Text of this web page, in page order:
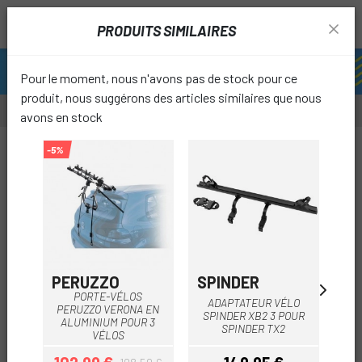
PRODUITS SIMILAIRES
Pour le moment, nous n'avons pas de stock pour ce
produit, nous suggérons des articles similaires que nous
avons en stock
-5%
PERUZZO
PORTE-VÉLOS
PERUZZO VERONA EN
ALUMINIUM POUR 3
VÉLOS
SPINDER
ADAPTATEUR VÉLO
SPINDER XB2 3 POUR
SPINDER TX2